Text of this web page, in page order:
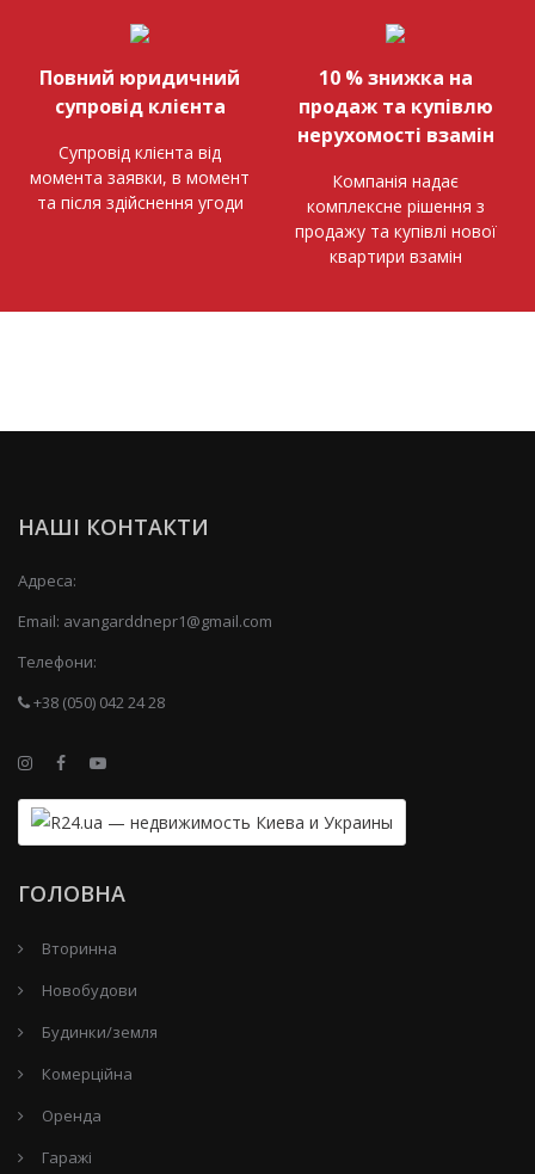
Повний юридичний
супровід клієнта
Супровід клієнта від
момента заявки, в момент
та після здійснення угоди
10 % знижка на
продаж та купівлю
нерухомості взамін
Компанія надає
комплексне рішення з
продажу та купівлі нової
квартири взамін
НАШІ КОНТАКТИ
Адреса:
Email: avangarddnepr1@gmail.com
Телефони:
+38 (050) 042 24 28
ГОЛОВНА
Вторинна
Новобудови
Будинки/земля
Комерційна
Оренда
Гаражі